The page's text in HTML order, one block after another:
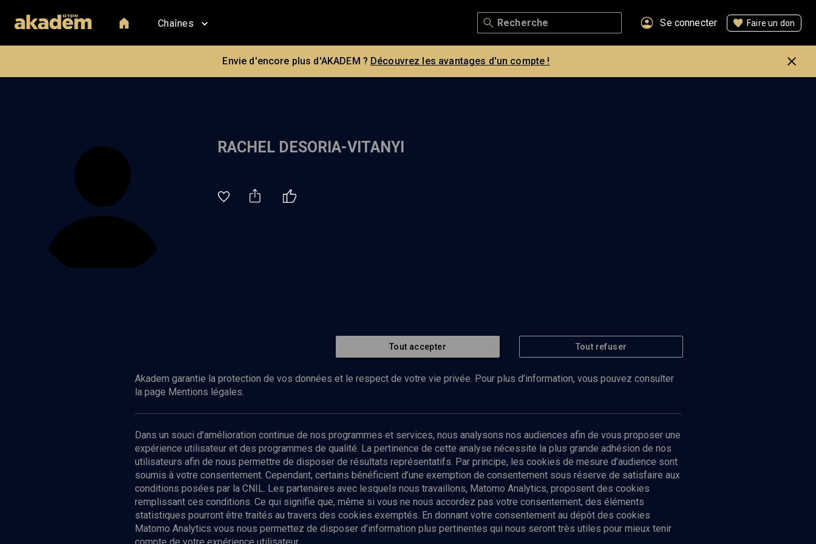
Chaînes Se connecter Faire un don
Envie d'encore plus d'AKADEM ? Découvrez les avantages d'un compte !
RACHEL DESORIA-VITANYI
Abonnez-vous à notre newsletter
Envoyer
Tout accepter Tout refuser
Akadem garantie la protection de vos données et le respect de votre vie privée. Pour plus d’information, vous pouvez consulter
la page Mentions légales.
Dans un souci d’amélioration continue de nos programmes et services, nous analysons nos audiences afin de vous proposer une
expérience utilisateur et des programmes de qualité. La pertinence de cette analyse nécessite la plus grande adhésion de nos
utilisateurs afin de nous permettre de disposer de résultats représentatifs. Par principe, les cookies de mesure d’audience sont
soumis à votre consentement. Cependant, certains bénéficient d’une exemption de consentement sous réserve de satisfaire aux
conditions posées par la CNIL. Les partenaires avec lesquels nous travaillons, Matomo Analytics, proposent des cookies
remplissant ces conditions. Ce qui signifie que, même si vous ne nous accordez pas votre consentement, des éléments
statistiques pourront être traités au travers des cookies exemptés. En donnant votre consentement au dépôt des cookies
Matomo Analytics vous nous permettez de disposer d’information plus pertinentes qui nous seront très utiles pour mieux tenir